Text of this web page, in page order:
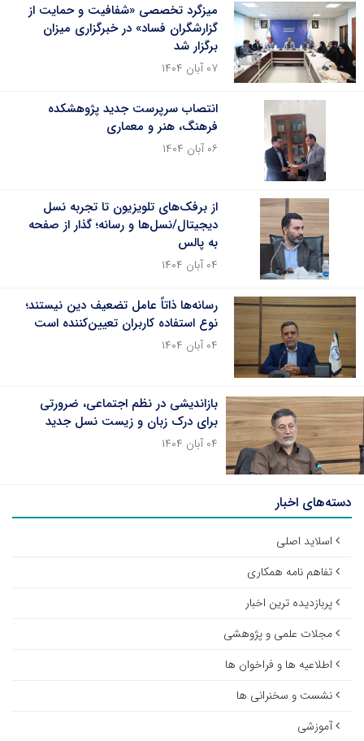
میزگرد تخصصی «شفافیت و حمایت از
گزارشگران فساد» در خبرگزاری میزان
برگزار شد
۰۷ آبان ۱۴۰۴
انتصاب سرپرست جدید پژوهشکده
فرهنگ، هنر و معماری
۰۶ آبان ۱۴۰۴
از برفک‌های تلویزیون تا تجربه نسل
دیجیتال/نسل‌ها و رسانه؛ گذار از صفحه
به پالس
۰۴ آبان ۱۴۰۴
رسانه‌ها ذاتاً عامل تضعیف دین نیستند؛
نوع استفاده کاربران تعیین‌کننده است
۰۴ آبان ۱۴۰۴
بازاندیشی در نظم اجتماعی، ضرورتی
برای درک زبان و زیست نسل جدید
۰۴ آبان ۱۴۰۴
دسته‌های اخبار
اسلاید اصلی
تفاهم نامه همکاری
پربازدیده ترین اخبار
مجلات علمی و پژوهشی
اطلاعیه ها و فراخوان ها
نشست و سخنرانی ها
آموزشی